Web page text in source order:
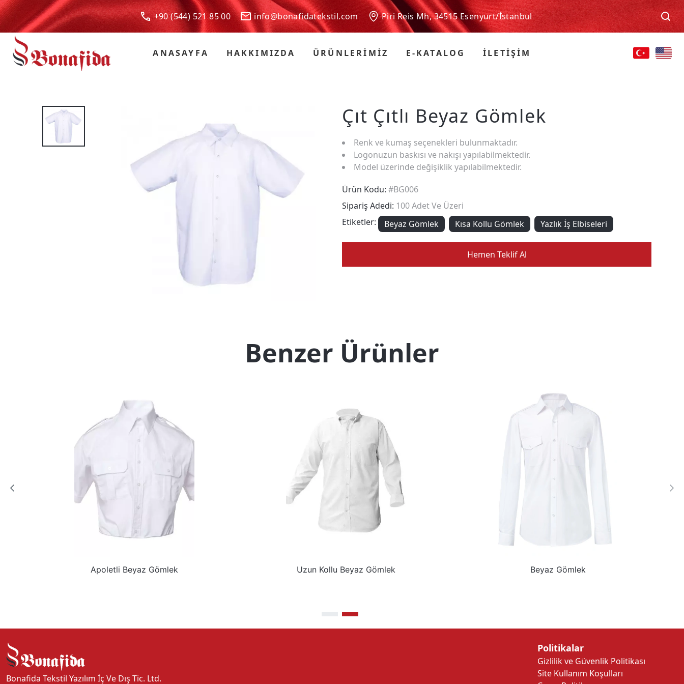
+90 (544) 521 85 00 info@bonafidatekstil.com Piri Reis Mh, 34515 Esenyurt/İstanbul
ANASAYFA HAKKIMIZDA ÜRÜNLERİMİZ E-KATALOG İLETİŞİM
Çıt Çıtlı Beyaz Gömlek
Renk ve kumaş seçenekleri bulunmaktadır.
Logonuzun baskısı ve nakışı yapılabilmektedir.
Model üzerinde değişiklik yapılabilmektedir.
Ürün Kodu: #BG006
Sipariş Adedi: 100 Adet Ve Üzeri
Etiketler:
Beyaz Gömlek Kısa Kollu Gömlek Yazlık İş Elbiseleri
Hemen Teklif Al
Benzer Ürünler
Çıt Çıtlı Beyaz Gömlek Apoletli Beyaz Gömlek Uzun Kollu Beyaz Gömlek
Bonafida Tekstil Yazılım İç Ve Dış Tic. Ltd.
Politikalar
Gizlilik ve Güvenlik Politikası
Site Kullanım Koşulları